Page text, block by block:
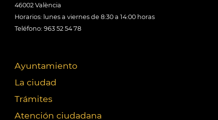
46002 València
Horarios: lunes a viernes de 8:30 a 14:00 horas
Teléfono: 963 52 54 78
Ayuntamiento
La ciudad
Trámites
Atención ciudadana